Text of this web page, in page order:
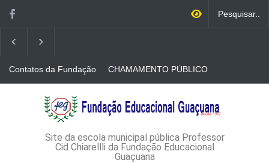
Contatos da Fundação
CHAMAMENTO PÚBLICO
CREDENCIAMENTO DE
IMPRESSOS
AVISO DE DISPENSA DE
LICITAÇÃO - DISPENSA DE
LICITAÇÃO Nº 53/2026-
ADMINISTRATIVO Nº
Site da escola municipal pública Professor
Cid Chiarellli da Fundação Educacional
Guaçuana